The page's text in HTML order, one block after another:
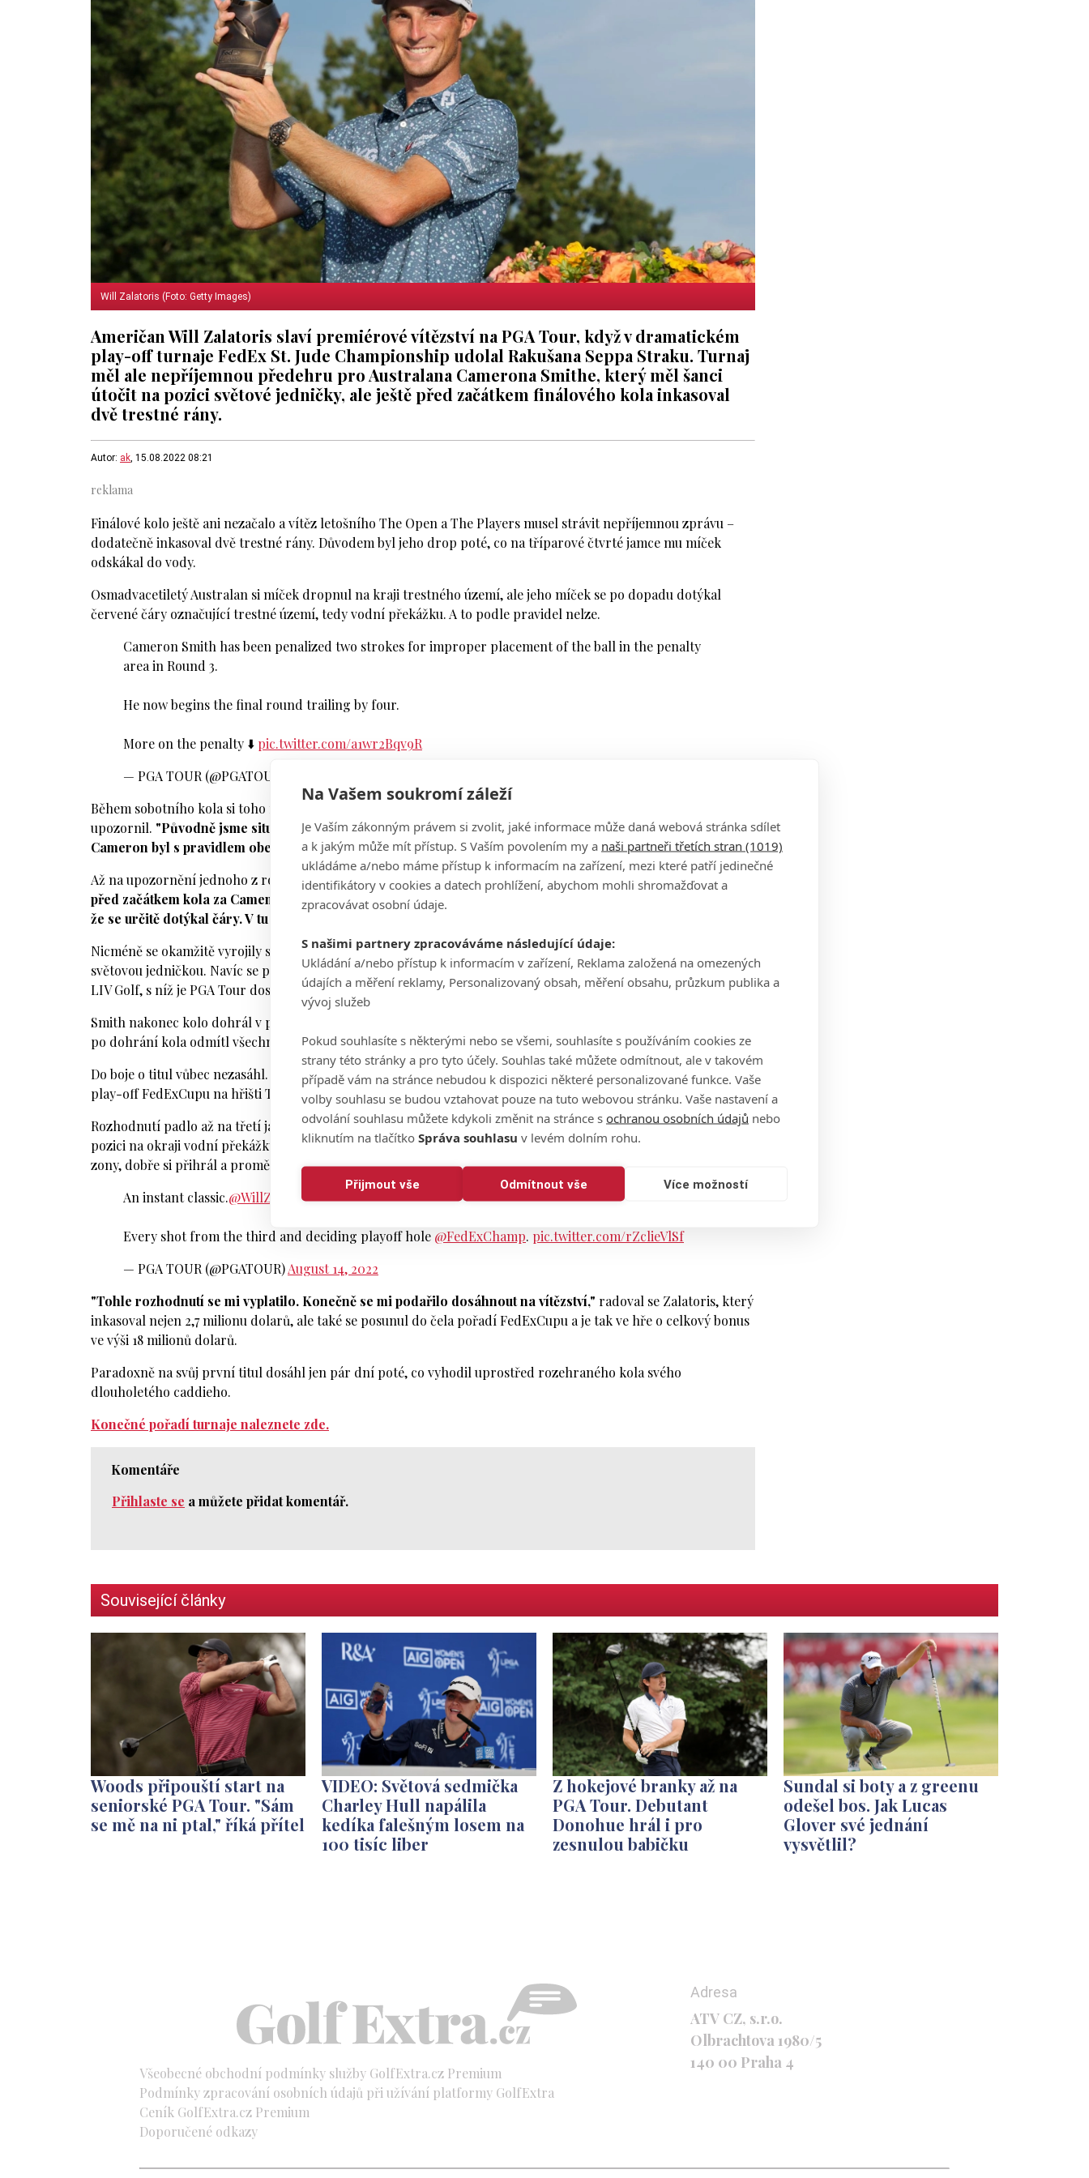
Na Vašem soukromí záleží
Je Vaším zákonným právem si zvolit, jaké informace může daná webová stránka sdílet
a k jakým může mít přístup. S Vaším povolením my a naši partneři třetích stran (1019)
ukládáme a/nebo máme přístup k informacím na zařízení, mezi které patří jedinečné
identifikátory v cookies a datech prohlížení, abychom mohli shromažďovat a
zpracovávat osobní údaje.
S našimi partnery zpracováváme následující údaje:
Ukládání a/nebo přístup k informacím v zařízení, Reklama založená na omezených
údajích a měření reklamy, Personalizovaný obsah, měření obsahu, průzkum publika a
vývoj služeb
Pokud souhlasíte s některými nebo se všemi, souhlasíte s používáním cookies ze
strany této stránky a pro tyto účely. Souhlas také můžete odmítnout, ale v takovém
případě vám na stránce nebudou k dispozici některé personalizované funkce. Vaše
volby souhlasu se budou vztahovat pouze na tuto webovou stránku. Vaše nastavení a
odvolání souhlasu můžete kdykoli změnit na stránce s ochranou osobních údajů nebo
kliknutím na tlačítko Správa souhlasu v levém dolním rohu.
Přijmout vše Odmítnout vše Více možností
Will Zalatoris (Foto: Getty Images)
Američan Will Zalatoris slaví premiérové vítězství na PGA Tour, když v dramatickém
play-off turnaje FedEx St. Jude Championship udolal Rakušana Seppa Straku. Turnaj
měl ale nepříjemnou předehru pro Australana Camerona Smithe, který měl šanci
útočit na pozici světové jedničky, ale ještě před začátkem finálového kola inkasoval
dvě trestné rány.
Autor: ak, 15.08.2022 08:21
Finálové kolo ještě ani nezačalo a vítěz letošního The Open a The Players musel strávit nepříjemnou zprávu –
dodatečně inkasoval dvě trestné rány. Důvodem byl jeho drop poté, co na tříparové čtvrté jamce mu míček
odskákal do vody.
Osmadvacetiletý Australan si míček dropnul na kraji trestného území, ale jeho míček se po dopadu dotýkal
červené čáry označující trestné území, tedy vodní překážku. A to podle pravidel nelze.
Cameron Smith has been penalized two strokes for improper placement of the ball in the penalty
area in Round 3.
He now begins the final round trailing by four.
More on the penalty ⬇️ pic.twitter.com/a1wr2Bqv9R
— PGA TOUR (@PGATOUR)
Během sobotního kola si toho nikdo z rozhodčích nevšiml. Až po zhlédnutí záznamu na to jeden z arbitrů
upozornil. "Původně jsme situaci vůbec neřešili ani se jí nezabývali, protože jsme předpokládali, že
Cameron byl s pravidlem obeznámen,"uvedl hlavní rozhodčí PGA Tour Gary Young.
Až na upozornění jednoho z rozhodčích se turnajová komise k tomuto momentu vrátila."Přišel jsem v neděli
před začátkem kola za Camem a zeptal se ho, zda byl jeho míček mimo trestné území. Odpověděl mi, že ne,
že se určitě dotýkal čáry. V tu chvíli nebylo cesty zpět a museli jsme udělit dvě trestné rány," v
Nicméně se okamžitě vyrojily spekulace o úmyslu poškodit Smitha, který se v případě vítězství mohl stát novou
světovou jedničkou. Navíc se právě o 28letém Australanovi už několik týdnů mluví jako o další akvizici nové série
LIV Golf, s níž je PGA Tour doslova na válečné stezce.
Smith nakonec kolo dohrál v paru a klesl na dělené 13. místo s konečným skóre -9. A ani moc nepřekvapilo, že
po dohrání kola odmítl všechny žádost o rozhovor...
Do boje o titul vůbec nezasáhl. O ten si to nakonec rozdali Sepp Straka a Will Zalatoris, kteří úvodní podnik
play-off FedExCupu na hřišti TPC Southwind v Memphisu po 72 jamkách dohráli se skóre -15.
Rozhodnutí padlo až na třetí jamce rozstřelu a bylo to pořádné drama. Zalatoris skončil v prakticky nehratelné
pozici na okraji vodní překážky, Straka skončil přímo v ní. Zalatoris se moudře rozhodl hrát další ránu z drop
zony, dobře si přihrál a proměněný putt do bogey mu stačil k premiérovému titulu na PGA Tour.
An instant classic.@WillZalatorisvs.@SeppStraka
Every shot from the third and deciding playoff hole @FedExChamp. pic.twitter.com/rZclieVlSf
— PGA TOUR (@PGATOUR)August 14, 2022
"Tohle rozhodnutí se mi vyplatilo. Konečně se mi podařilo dosáhnout na vítězství," radoval se Zalatoris, který
inkasoval nejen 2,7 milionu dolarů, ale také se posunul do čela pořadí FedExCupu a je tak ve hře o celkový bonus
ve výši 18 milionů dolarů.
Paradoxně na svůj první titul dosáhl jen pár dní poté, co vyhodil uprostřed rozehraného kola svého
dlouholetého caddieho.
Konečné pořadí turnaje naleznete zde.
Komentáře
Přihlaste se a můžete přidat komentář.
Související články
Woods připouští start na
seniorské PGA Tour. "Sám
se mě na ni ptal," říká přítel
VIDEO: Světová sedmička
Charley Hull napálila
kedíka falešným losem na
100 tisíc liber
Z hokejové branky až na
PGA Tour. Debutant
Donohue hrál i pro
zesnulou babičku
Sundal si boty a z greenu
odešel bos. Jak Lucas
Glover své jednání
vysvětlil?
Všeobecné obchodní podmínky služby GolfExtra.cz Premium
Podmínky zpracování osobních údajů při užívání platformy GolfExtra
Ceník GolfExtra.cz Premium
Doporučené odkazy
Adresa
ATV CZ, s.r.o.
Olbrachtova 1980/5
140 00 Praha 4